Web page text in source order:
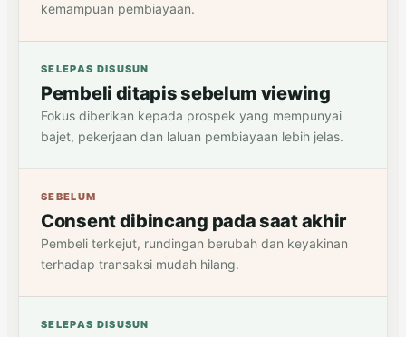
kemampuan pembiayaan.
SELEPAS DISUSUN
Pembeli ditapis sebelum viewing
Fokus diberikan kepada prospek yang mempunyai
bajet, pekerjaan dan laluan pembiayaan lebih jelas.
SEBELUM
Consent dibincang pada saat akhir
Pembeli terkejut, rundingan berubah dan keyakinan
terhadap transaksi mudah hilang.
SELEPAS DISUSUN